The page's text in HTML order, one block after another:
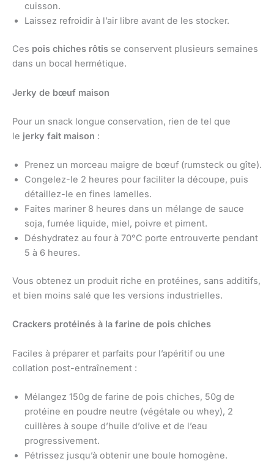
cuisson.
Laissez refroidir à l’air libre avant de les stocker.
Ces pois chiches rôtis se conservent plusieurs semaines
dans un bocal hermétique.
Jerky de bœuf maison
Pour un snack longue conservation, rien de tel que
le jerky fait maison :
Prenez un morceau maigre de bœuf (rumsteck ou gîte).
Congelez-le 2 heures pour faciliter la découpe, puis
détaillez-le en fines lamelles.
Faites mariner 8 heures dans un mélange de sauce
soja, fumée liquide, miel, poivre et piment.
Déshydratez au four à 70°C porte entrouverte pendant
5 à 6 heures.
Vous obtenez un produit riche en protéines, sans additifs,
et bien moins salé que les versions industrielles.
Crackers protéinés à la farine de pois chiches
Faciles à préparer et parfaits pour l’apéritif ou une
collation post-entraînement :
Mélangez 150g de farine de pois chiches, 50g de
protéine en poudre neutre (végétale ou whey), 2
cuillères à soupe d’huile d’olive et de l’eau
progressivement.
Pétrissez jusqu’à obtenir une boule homogène.